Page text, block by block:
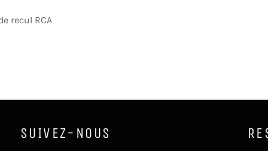
recul RCA
SUIVEZ-NOUS